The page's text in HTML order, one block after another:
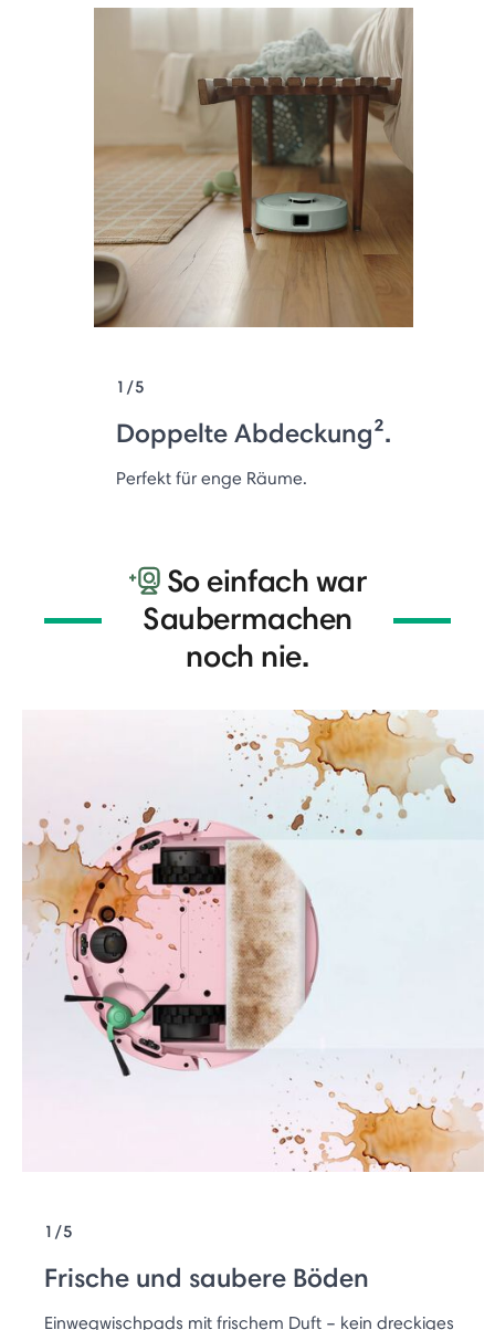
1/5
Doppelte Abdeckung².
Perfekt für enge Räume.
So einfach war
Saubermachen
noch nie.
1/5
Frische und saubere Böden
Einwegwischpads mit frischem Duft – kein dreckiges